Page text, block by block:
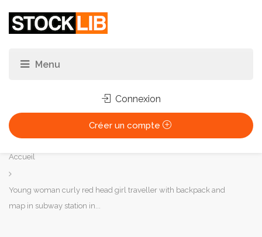
Connexion
Créer un compte
Vous
êtes
ici :
Accueil
Young woman curly red head girl traveller with backpack and
map in subway station in...